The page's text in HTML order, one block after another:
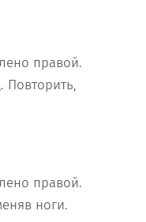
правой.
Повторить,
правой.
ноги.